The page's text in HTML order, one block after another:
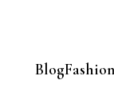
BlogFashion